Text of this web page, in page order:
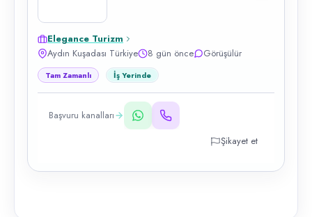
Elegance Turizm
Aydın Kuşadası Türkiye
8 gün önce Görüşülür
Tam Zamanlı İş Yerinde
Başvuru kanalları
Şikayet et